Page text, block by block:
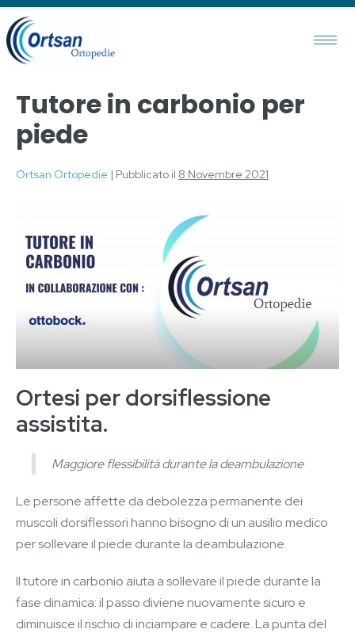
Tutore in carbonio per
piede
Ortsan Ortopedie | Pubblicato il 8 Novembre 2021
Ortesi per dorsiflessione
assistita.
Maggiore flessibilità durante la deambulazione
Le persone affette da debolezza permanente dei
muscoli dorsiflessori hanno bisogno di un ausilio medico
per sollevare il piede durante la deambulazione.
Il tutore in carbonio aiuta a sollevare il piede durante la
fase dinamica: il passo diviene nuovamente sicuro e
diminuisce il rischio di inciampare e cadere. La punta del